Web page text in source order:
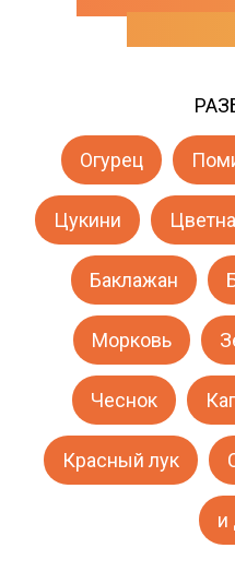
Огурец
Цукини
Баклажан
Морковь
Чеснок
Красный лук
и